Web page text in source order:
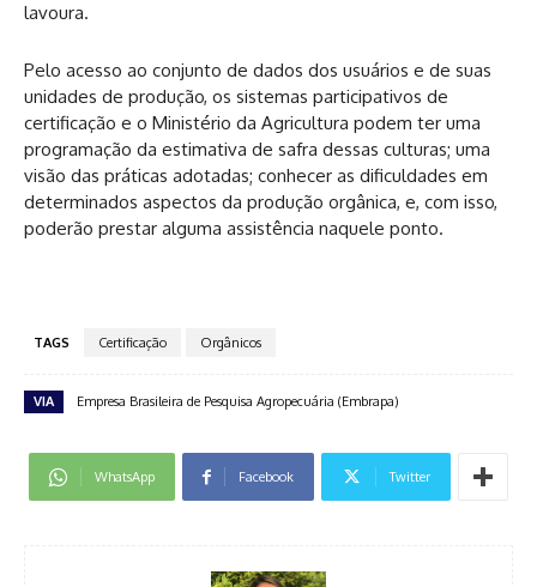
lavoura.
Pelo acesso ao conjunto de dados dos usuários e de suas
unidades de produção, os sistemas participativos de
certificação e o Ministério da Agricultura podem ter uma
programação da estimativa de safra dessas culturas; uma
visão das práticas adotadas; conhecer as dificuldades em
determinados aspectos da produção orgânica, e, com isso,
poderão prestar alguma assistência naquele ponto.
TAGS Certificação Orgânicos
VIA Empresa Brasileira de Pesquisa Agropecuária (Embrapa)
WhatsApp Facebook Twitter